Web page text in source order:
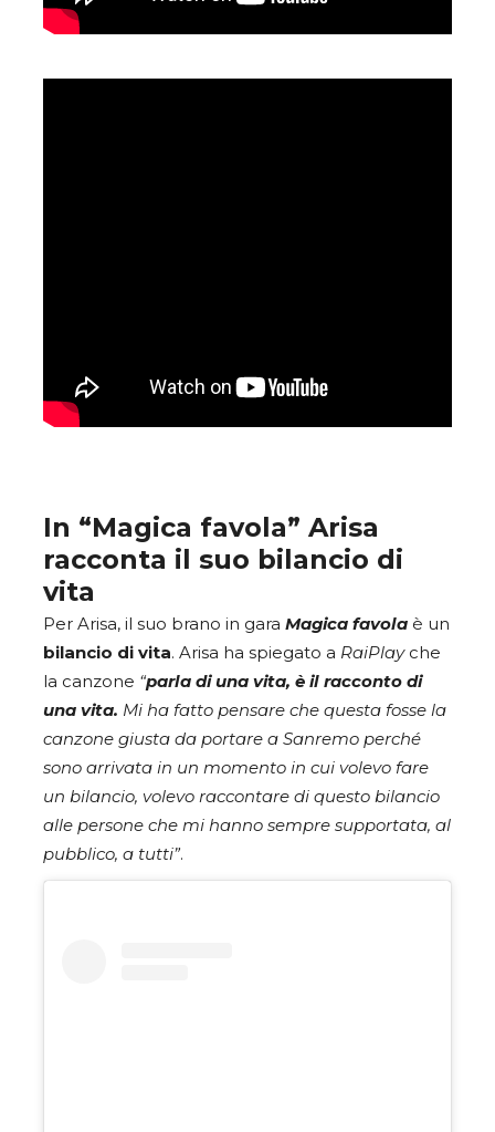
In “Magica favola” Arisa
racconta il suo bilancio di
vita
Per Arisa, il suo brano in gara Magica favola è un
bilancio di vita. Arisa ha spiegato a RaiPlayche
la canzone “parla di una vita, è il racconto di
una vita. Mi ha fatto pensare che questa fosse la
canzone giusta da portare a Sanremo perché
sono arrivata in un momento in cui volevo fare
un bilancio, volevo raccontare di questo bilancio
alle persone che mi hanno sempre supportata, al
pubblico, a tutti”.